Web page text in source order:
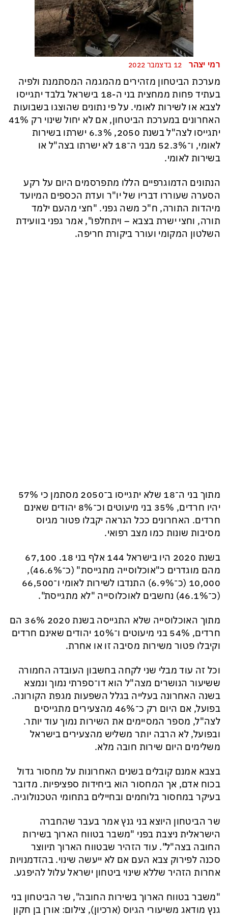
רמי יצהר
מערכת הביטחון מזהירים מהמגמה המסתמנת ולפיה
בעתיד פחות ממחצית בני ה-18 בישראל בלבד יתגייסו
לצבא או לשירות לאומי. על פי נתונים שהוצגו בשבועות
האחרונים במערכת הביטחון, אם לא יחול שינוי רק 41%
יתגייסו לצה"ל בשנת 2050, 6.3% ישרתו בשירות
לאומי, ו־52.3% מבני ה־18 לא ישרתו בצה"ל או
בשירות לאומי.
הנתונים הדמוגרפיים הללו מתפרסמים היום על רקע
הסערה שעוררו דבריו של יו"ר ועדת הכספים המיועד
מיהדות התורה, ח"כ משה גפני. "חצי מהעם ילמד
תורה, וחצי ישרת בצבא – ויתחלפו", אמר גפני בוועידת
השלטון המקומי ועורר ביקורת חריפה.
מתוך בני ה־18 שלא יתגייסו ב־2050 מסתמן כי 57%
יהיו חרדים, 35% בני מיעוטים וכ־8% יהודים שאינם
חרדים. האחרונים ככל הנראה יקבלו פטור מגיוס
מסיבות שונות כמו מצב רפואי.
בשנת 2020 היו בישראל 144 אלף בני 18. 67,100
מהם מוגדרים כ"אוכלוסייה מתגייסת" (כ־46.6%),
10,000 (כ־6.9%) התנדבו לשירות לאומי ו־66,500
(כ־46.1%) נחשבים לאוכלוסייה "לא מתגייסת".
מתוך האוכלוסייה שלא התגייסה בשנת 2020 36% הם
חרדים, 54% בני מיעוטים ו־10% יהודים שאינם חרדים
וקיבלו פטור משירות מסיבה זו או אחרת.
וכל זה עוד מבלי שני לקחה בחשבון העובדה החמורה
ששיעור הנושרים מצה"ל הוא דו־ספרתי נמוך ונמצא
בשנה האחרונה בעלייה בגלל השפעות מגפת הקורונה.
בפועל, אם היום רק כ־46% מהצעירים מתגייסים
לצה"ל, מספר המסיימים את השירות נמוך עוד יותר.
ובפועל, לא הרבה יותר משליש מהצעירים בישראל
משלימים היום שירות חובה מלא.
בצבא אמנם קובלים בשנים האחרונות על מחסור גדול
בכוח אדם, אך המחסור הוא ביחידות ספציפיות. מדובר
בעיקר במחסור בלוחמים ובחיילים בתחומי הטכנולוגיה.
שר הביטחון היוצא בני גנץ אמר בעבר שהחברה
הישראלית ניצבת בפני "משבר בטווח הארוך בשירות
החובה בצה"ל". עוד הזהיר שבטווח הארוך תיווצר
סכנה לפירוק צבא העם אם לא ייעשה שינוי. בהזדמנויות
אחרות הזהיר שללא שינוי ביטחון ישראל עלול להיפגע.
"משבר בטווח הארוך בשירות החובה", שר הביטחון בני
גנץ מודאג משיעורי הגיוס (ארכיון), צילום: אורן בן חקון